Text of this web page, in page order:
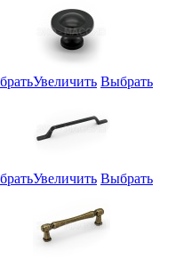
Увеличить Выбрать
Увеличить Выбрать